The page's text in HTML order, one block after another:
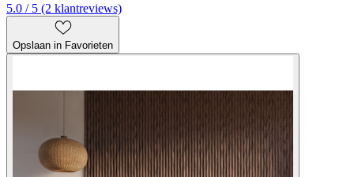
5.0 / 5 (2 klantreviews)
Opslaan in Favorieten